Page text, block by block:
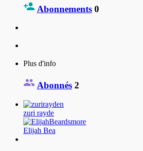
Abonnements 0
Plus d'info
Abonnés 2
zuri rayde
Elijah Bea